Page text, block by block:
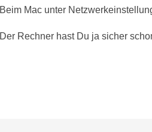
Beim Mac unter
Der Rechner hast Du ja sicher